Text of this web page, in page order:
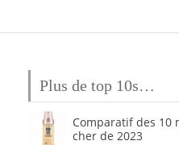
Plus de top 10s…
Comparatif des 10
cher de 2023